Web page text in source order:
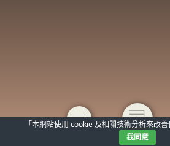
「本網站使用 cookie 及相關技術分析來改善
我同意